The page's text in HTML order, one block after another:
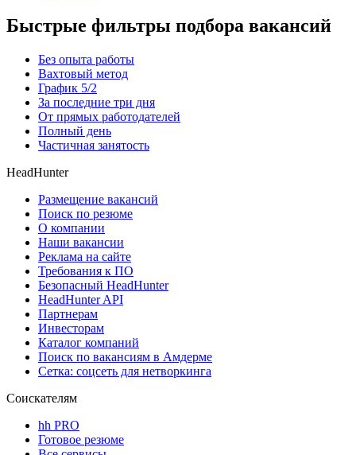
Быстрые фильтры подбора вакансий
Без опыта работы
Вахтовый метод
График 5/2
За последние три дня
От прямых работодателей
Полный день
Частичная занятость
HeadHunter
Размещение вакансий
Поиск по резюме
О компании
Наши вакансии
Реклама на сайте
Требования к ПО
Безопасный HeadHunter
HeadHunter API
Партнерам
Инвесторам
Каталог компаний
Поиск по вакансиям в Амдерме
Сетка: соцсеть для нетворкинга
Соискателям
hh PRO
Готовое резюме